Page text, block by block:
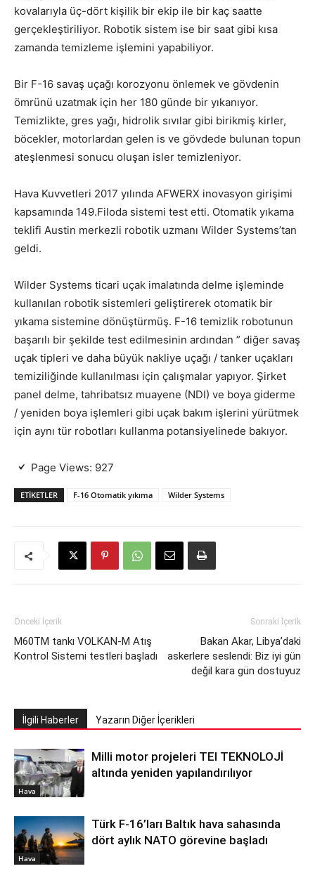
kovalarıyla üç-dört kişilik bir ekip ile bir kaç saatte
gerçekleştiriliyor. Robotik sistem ise bir saat gibi kısa
zamanda temizleme işlemini yapabiliyor.
Bir F-16 savaş uçağı korozyonu önlemek ve gövdenin
ömrünü uzatmak için her 180 günde bir yıkanıyor.
Temizlikte, gres yağı, hidrolik sıvılar gibi birikmiş kirler,
böcekler, motorlardan gelen is ve gövdede bulunan topun
ateşlenmesi sonucu oluşan isler temizleniyor.
Hava Kuvvetleri 2017 yılında AFWERX inovasyon girişimi
kapsamında 149.Filoda sistemi test etti. Otomatik yıkama
teklifi Austin merkezli robotik uzmanı Wilder Systems’tan
geldi.
Wilder Systems ticari uçak imalatında delme işleminde
kullanılan robotik sistemleri geliştirerek otomatik bir
yıkama sistemine dönüştürmüş. F-16 temizlik robotunun
başarılı bir şekilde test edilmesinin ardından ” diğer savaş
uçak tipleri ve daha büyük nakliye uçağı / tanker uçakları
temiziliğinde kullanılması için çalışmalar yapıyor. Şirket
panel delme, tahribatsız muayene (NDI) ve boya giderme
/ yeniden boya işlemleri gibi uçak bakım işlerini yürütmek
için aynı tür robotları kullanma potansiyelinede bakıyor.
Page Views: 927
ETIKETLER F-16 Otomatik yıkıma Wilder Systems
Önceki İçerik
M60TM tankı VOLKAN-M Atış
Kontrol Sistemi testleri başladı
Sonraki İçerik
Bakan Akar, Libya’daki
askerlere seslendi: Biz iyi gün
değil kara gün dostuyuz
İlgili Haberler Yazarın Diğer İçerikleri
Hava
Milli motor projeleri TEI TEKNOLOJİ
altında yeniden yapılandırılıyor
Hava
Türk F-16’ları Baltık hava sahasında
dört aylık NATO görevine başladı